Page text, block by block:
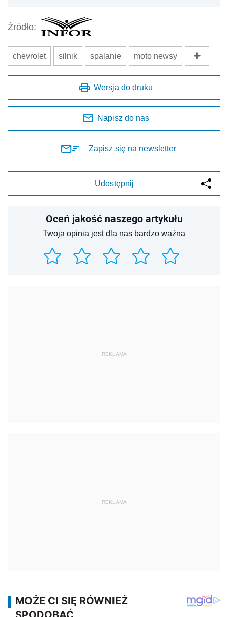
Źródło:
chevrolet silnik spalanie moto newsy
Wersja do druku
Napisz do nas
Zapisz się na newsletter
Udostępnij
Oceń jakość naszego artykułu
Twoja opinia jest dla nas bardzo ważna
REKLAMA
REKLAMA